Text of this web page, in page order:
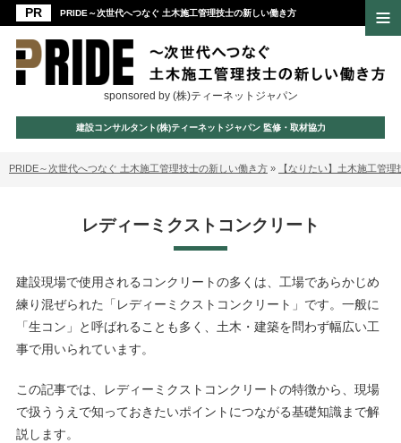
PRIDE～次世代へつなぐ 土木施工管理技士の新しい働き方
sponsored by (株)ティーネットジャパン
建設コンサルタント(株)ティーネットジャパン 監修・取材協力
PRIDE～次世代へつなぐ 土木施工管理技士の新しい働き方 » 【なりたい】土木施工管
レディーミクストコンクリート
建設現場で使用されるコンクリートの多くは、工場であらかじめ
練り混ぜられた「レディーミクストコンクリート」です。一般に
「生コン」と呼ばれることも多く、土木・建築を問わず幅広い工
事で用いられています。
この記事では、レディーミクストコンクリートの特徴から、現場
で扱ううえで知っておきたいポイントにつながる基礎知識まで解
説します。